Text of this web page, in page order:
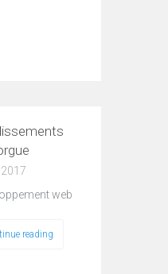
web
reading